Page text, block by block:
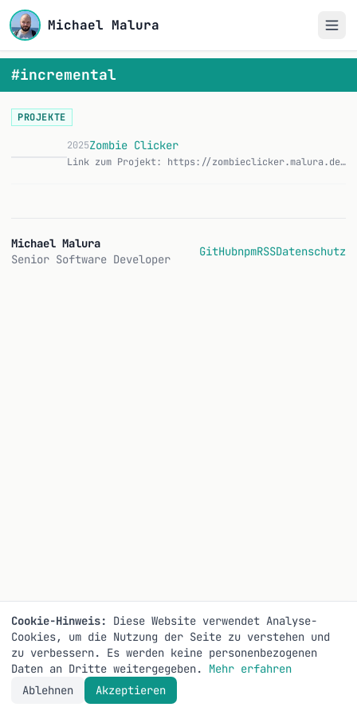
Michael Malura
#incremental
PROJEKTE
2025Zombie Clicker
Link zum Projekt: https://zombieclicker.malura.de/ Ein Clicker-Spiel im Browser, das ich gebaut habe, weil ich mal ein Idle-Game von Grund auf verstehen wollte.…
Michael Malura
Senior Software Developer
GitHubnpmRSSDatenschutz
Cookie-Hinweis:
Diese Website verwendet Analyse-
Cookies, um die Nutzung der Seite zu verstehen und
zu verbessern. Es werden keine personenbezogenen
Daten an Dritte weitergegeben. Mehr erfahren
Ablehnen
Akzeptieren